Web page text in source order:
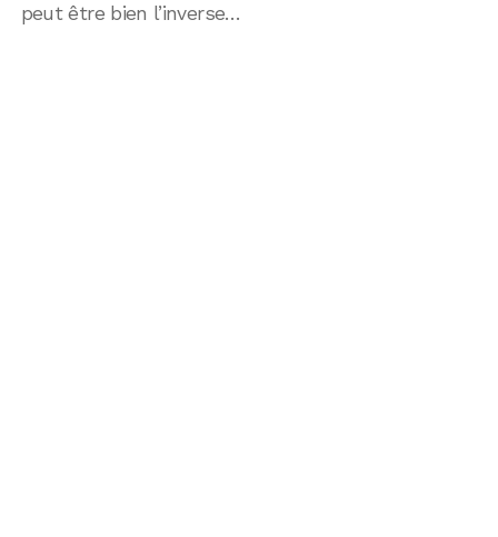
peut être bien l’inverse…